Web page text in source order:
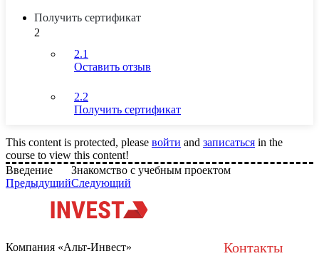
Получить сертификат
2
2.1
Оставить отзыв
2.2
Получить сертификат
This content is protected, please войти and записаться in the
course to view this content!
Введение
Предыдущий
Знакомство с учебным проектом
Следующий
Компания «Альт-Инвест»
Контакты